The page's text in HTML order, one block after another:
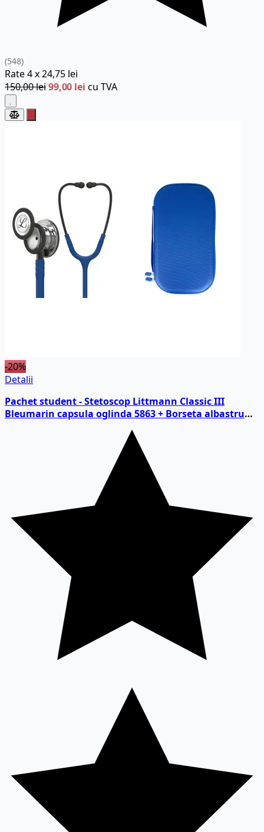
(548)
Rate4 x24,75 lei
150,00 lei99,00 lei cu TVA
-20%
Detalii
Pachet student - Stetoscop Littmann Classic III
Bleumarin capsula oglinda 5863 + Borseta albastru